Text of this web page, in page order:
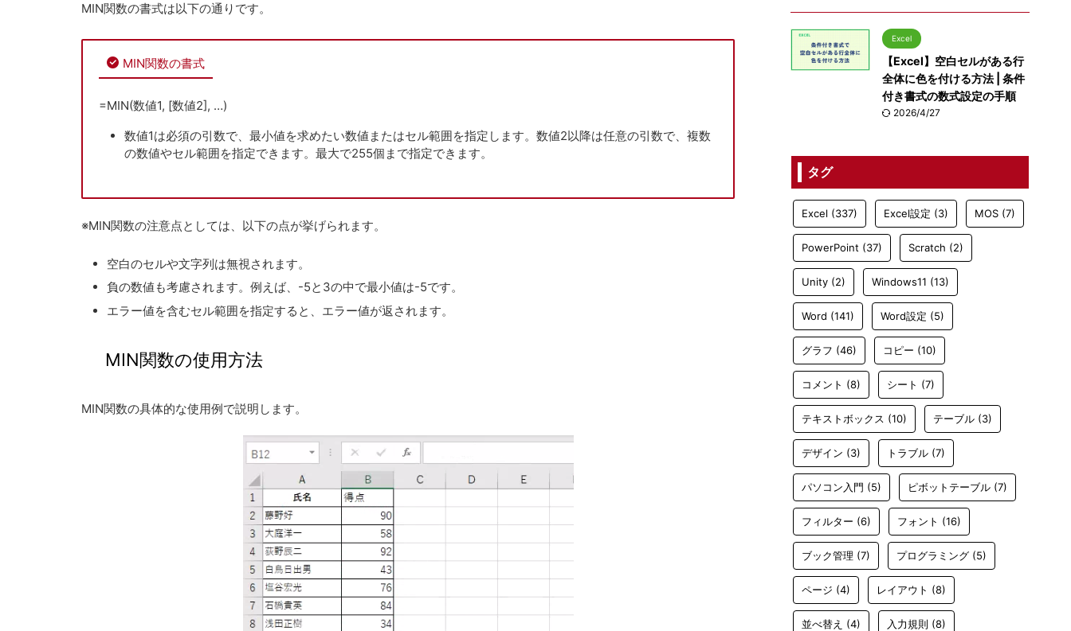
MIN関数の書式は以下の通りです。
MIN関数の書式
=MIN(数値1, [数値2], …)
数値1は必須の引数で、最小値を求めたい数値またはセル範囲を指定します。数値2以降は任意の引数で、複数
の数値やセル範囲を指定できます。最大で255個まで指定できます。
※MIN関数の注意点としては、以下の点が挙げられます。
空白のセルや文字列は無視されます。
負の数値も考慮されます。例えば、-5と3の中で最小値は-5です。
エラー値を含むセル範囲を指定すると、エラー値が返されます。
MIN関数の使用方法
MIN関数の具体的な使用例で説明します。
Excel
【Excel】空白セルがある行
全体に色を付ける方法 | 条件
付き書式の数式設定の手順
2026/4/27
タグ
Excel (337) Excel設定 (3) MOS (7)
PowerPoint (37) Scratch (2)
Unity (2) Windows11 (13)
Word (141) Word設定 (5)
グラフ (46) コピー (10)
コメント (8) シート (7)
テキストボックス (10) テーブル (3)
デザイン (3) トラブル (7)
パソコン入門 (5) ピボットテーブル (7)
フィルター (6) フォント (16)
ブック管理 (7) プログラミング (5)
ページ (4) レイアウト (8)
並べ替え (4) 入力規則 (8)